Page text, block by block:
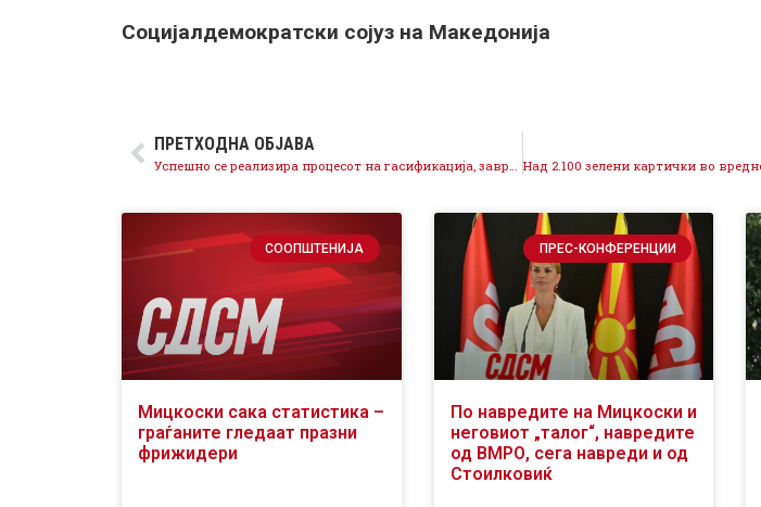
Социјалдемократски сојуз на Македонија
ПРЕТХОДНА ОБЈАВА
СООПШТЕНИЈА
Мицкоски сака статистика –
граѓаните гледаат празни
фрижидери
ПРЕС-КОНФЕРЕНЦИИ
По навредите на Мицкоски и
неговиот „талог“, навредите
од ВМРО, сега навреди и од
Стоилковиќ